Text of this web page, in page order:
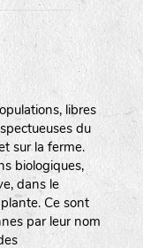
libres
du
sur la ferme.
biologiques,
dans le
Ce sont
par leur nom